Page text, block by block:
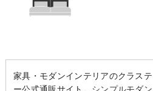
家具・モダンインテリアのクラス
ー公式通販サイト。 シンプルモダ